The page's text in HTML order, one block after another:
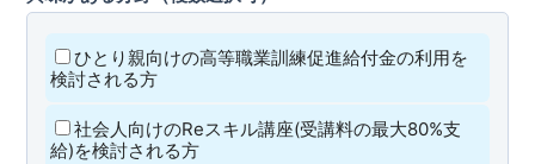
ひとり親向けの高等職業訓練促進給付金の利用を
検討される方
社会人向けのReスキル講座(受講料の最大80%支
給)を検討される方